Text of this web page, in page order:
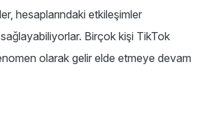
hesaplarındaki etkileşimler
Birçok kişi TikTok
olarak gelir elde etmeye devam